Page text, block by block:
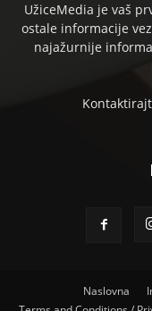
UžiceMedia je vaš
ostale informacije
najažurnije
Naslovna